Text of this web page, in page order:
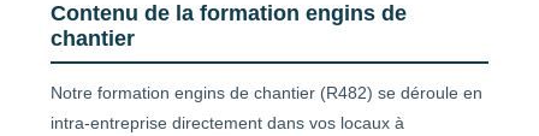
Contenu de la formation engins de
chantier
Notre formation engins de chantier (R482) se déroule en
intra-entreprise directement dans vos locaux à